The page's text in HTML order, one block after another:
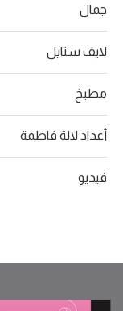
جمال
لايف ستايل
مطبخ
أعداد لالة فاطمة
فيديو